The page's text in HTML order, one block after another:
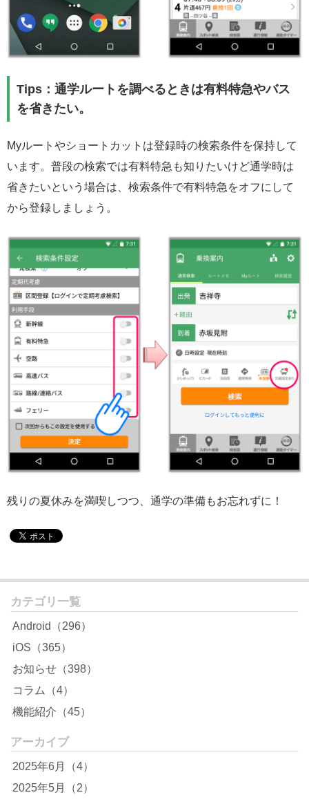
Tips：通学ルートを調べるときは有料特急やバス
を省きたい。
Myルートやショートカットは登録時の検索条件を保持して
います。 普段の検索では有料特急も知りたいけど通学時は
省きたいという場合は、検索条件で有料特急をオフにして
から登録しましょう。
残りの夏休みを満喫しつつ、通学の準備もお忘れずに！
カテゴリ一覧
Android（296）
iOS（365）
お知らせ（398）
コラム（4）
機能紹介（45）
アーカイブ
2025年6月（4）
2025年5月（2）